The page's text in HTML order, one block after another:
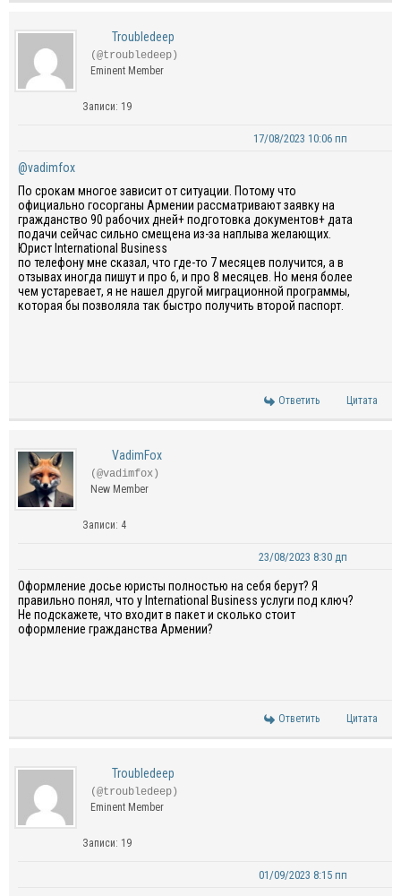
Troubledeep
(@troubledeep)
Eminent Member
Записи: 19
17/08/2023 10:06 пп
@vadimfox
По срокам многое зависит от ситуации. Потому что
официально госорганы Армении рассматривают заявку на
гражданство 90 рабочих дней+ подготовка документов+ дата
подачи сейчас сильно смещена из-за наплыва желающих.
Юрист International Business
по телефону мне сказал, что где-то 7 месяцев получится, а в
отзывах иногда пишут и про 6, и про 8 месяцев. Но меня более
чем устаревает, я не нашел другой миграционной программы,
которая бы позволяла так быстро получить второй паспорт.
Ответить Цитата
VadimFox
(@vadimfox)
New Member
Записи: 4
23/08/2023 8:30 дп
Оформление досье юристы полностью на себя берут? Я
правильно понял, что у International Business услуги под ключ?
Не подскажете, что входит в пакет и сколько стоит
оформление гражданства Армении?
Ответить Цитата
Troubledeep
(@troubledeep)
Eminent Member
Записи: 19
01/09/2023 8:15 пп